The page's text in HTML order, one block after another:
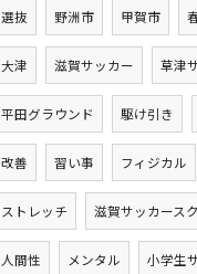
選抜 野洲市 甲賀市
大津 滋賀サッカー 草津
平田グラウンド 駆け引き
改善 習い事 フィジカル
ストレッチ 滋賀サッカース
人間性 メンタル 小学生